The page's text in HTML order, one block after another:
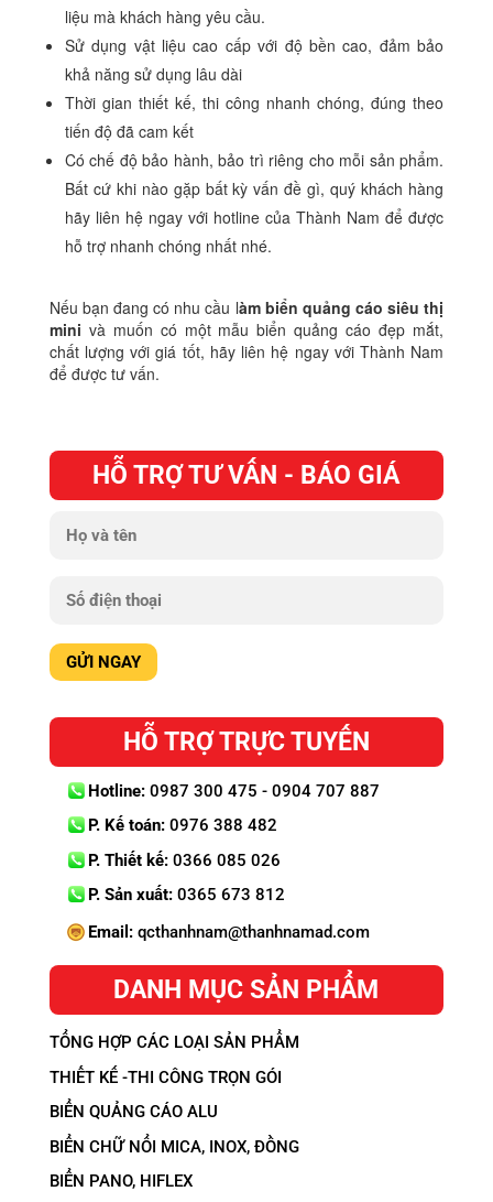
liệu mà khách hàng yêu cầu.
Sử dụng vật liệu cao cấp với độ bền cao, đảm bảo
khả năng sử dụng lâu dài
Thời gian thiết kế, thi công nhanh chóng, đúng theo
tiến độ đã cam kết
Có chế độ bảo hành, bảo trì riêng cho mỗi sản phẩm.
Bất cứ khi nào gặp bất kỳ vấn đề gì, quý khách hàng
hãy liên hệ ngay với hotline của Thành Nam để được
hỗ trợ nhanh chóng nhất nhé.
Nếu bạn đang có nhu cầu làm biển quảng cáo siêu thị
mini và muốn có một mẫu biển quảng cáo đẹp mắt,
chất lượng với giá tốt, hãy liên hệ ngay với Thành Nam
để được tư vấn.
HỖ TRỢ TƯ VẤN - BÁO GIÁ
HỖ TRỢ TRỰC TUYẾN
Hotline:0987 300 475 - 0904 707 887
P. Kế toán:0976 388 482
P. Thiết kế:0366 085 026
P. Sản xuất:0365 673 812
Email:qcthanhnam@thanhnamad.com
DANH MỤC SẢN PHẨM
TỔNG HỢP CÁC LOẠI SẢN PHẨM
THIẾT KẾ -THI CÔNG TRỌN GÓI
BIỂN QUẢNG CÁO ALU
BIỂN CHỮ NỔI MICA, INOX, ĐỒNG
BIỂN PANO, HIFLEX